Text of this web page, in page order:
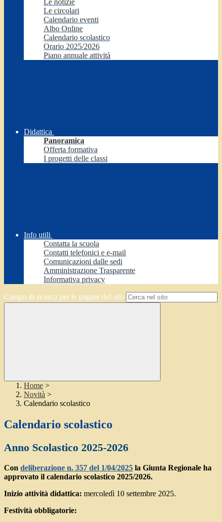
Le notizie
Le circolari
Calendario eventi
Albo Online
Calendario scolastico
Orario 2025/2026
Piano annuale attività
Didattica
Panoramica
Offerta formativa
I progetti delle classi
Info utili
Contatta la scuola
Contatti telefonici e e-mail
Comunicazioni dalle sedi
Amministrazione Trasparente
Informativa privacy
Campo di ricerca per le pagine del sito
Home >
Novità >
Calendario scolastico
Calendario scolastico
Anno Scolastico 2025-2026
Con deliberazione n. 357 del 1/04/2025 la Giunta Regionale ha
approvato il calendario scolastico 2025/2026.
Inizio attività didattica: mercoledì 10 settembre 2025.
Festività obbligatorie: